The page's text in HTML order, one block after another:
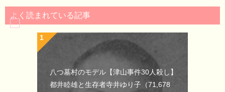
よく読まれている記事
八つ墓村のモデル【津山事件30人殺し】
都井睦雄と生存者寺井ゆり子 （71,678